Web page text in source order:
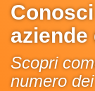
Scopri
numero